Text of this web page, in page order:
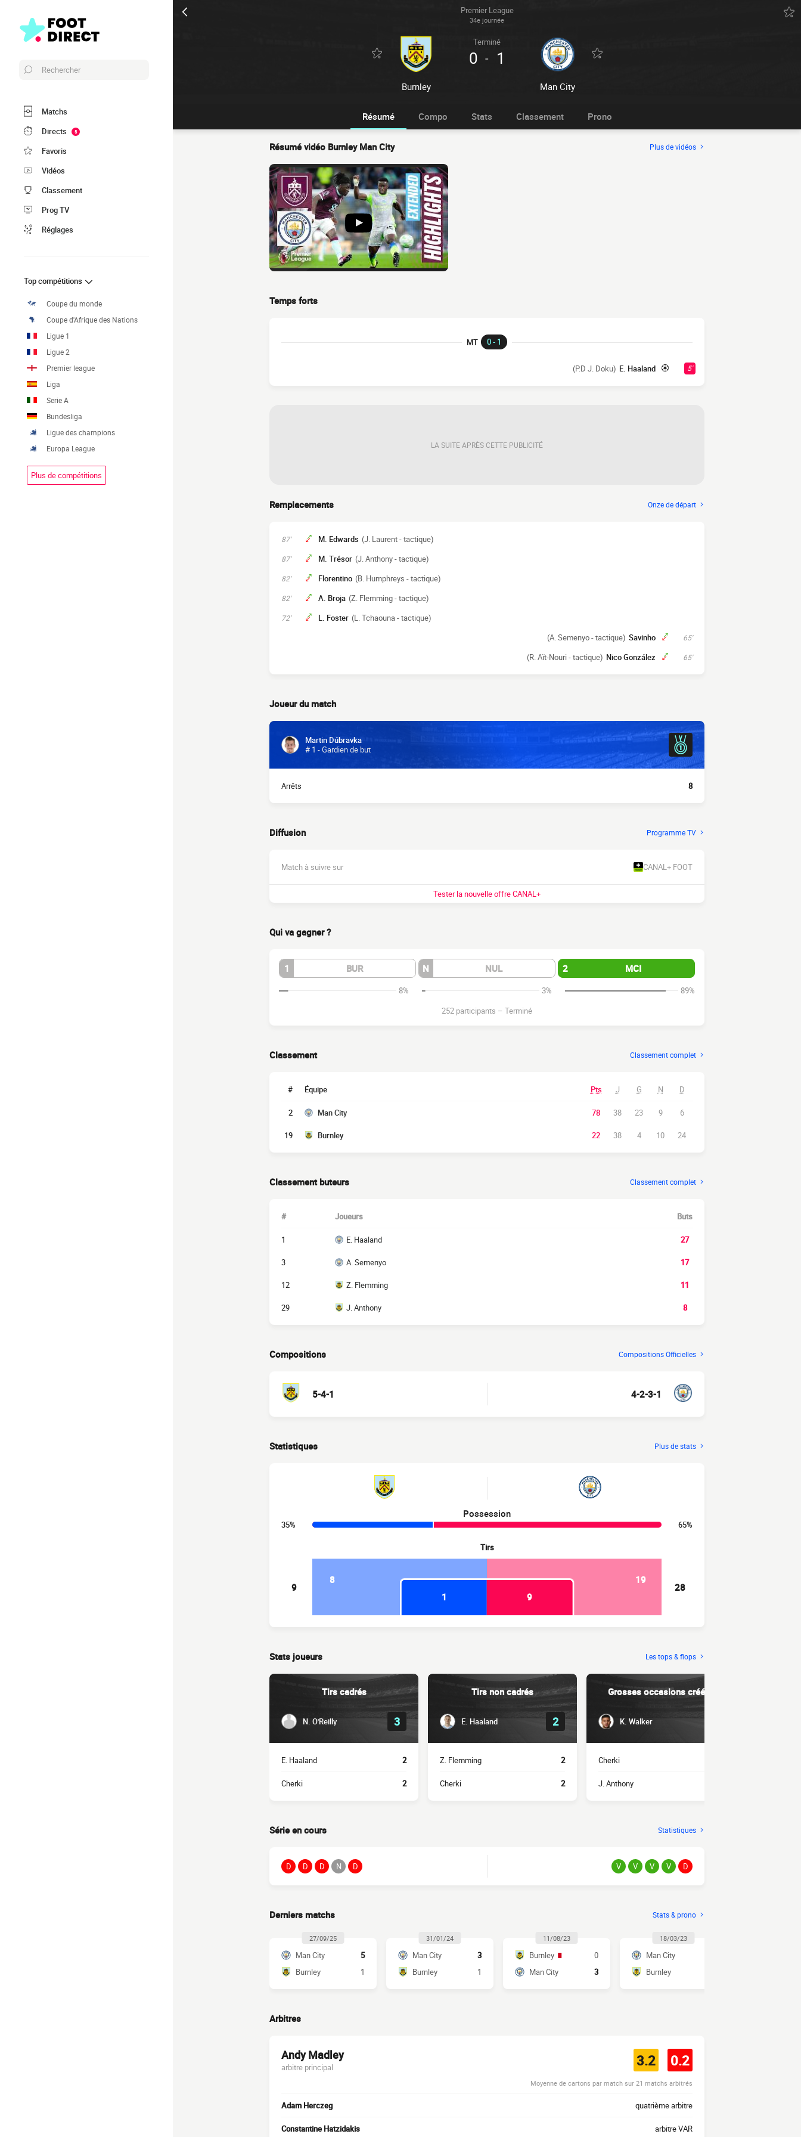
Premier League
34e journée
Burnley
Terminé
0 - 1
Man City
Rechercher
Matchs
Directs
5
Favoris
Vidéos
Classement
Prog TV
Réglages
Top compétitions
Coupe du monde
Coupe d'Afrique des Nations
Ligue 1
Ligue 2
Premier league
Liga
Serie A
Bundesliga
Ligue des champions
Europa League
Plus de compétitions
Résumé Compo Stats Classement Prono
Résumé vidéo Burnley Man City Plus de vidéos
Temps forts
MT 0 - 1
5'
E. Haaland
(P.D J. Doku)
LA SUITE APRÈS CETTE PUBLICITÉ
Remplacements Onze de départ
87' M. Edwards (J. Laurent - tactique)
87' M. Trésor (J. Anthony - tactique)
82' Florentino (B. Humphreys - tactique)
82' A. Broja (Z. Flemming - tactique)
72' L. Foster (L. Tchaouna - tactique)
65'
Savinho
(A. Semenyo - tactique)
65'
Nico González
(R. Aït-Nouri - tactique)
Joueur du match
Martin Dúbravka
# 1 - Gardien de but
Arrêts 8
Diffusion Programme TV
Match à suivre sur CANAL+ FOOT
Tester la nouvelle offre CANAL+
Qui va gagner ?
1 BUR N NUL 2 MCI
8% 3%
89%
252 participants – Terminé
Classement Classement complet
# Équipe Pts J G N D
2 Man City 78 38 23 9 6
19 Burnley 22 38 4 10 24
Classement buteurs Classement complet
# Joueurs Buts
1 E. Haaland 27
3 A. Semenyo 17
12 Z. Flemming 11
29 J. Anthony 8
Compositions Compositions Officielles
5-4-1 4-2-3-1
Statistiques Plus de stats
Possession
35% 65%
Tirs
9
8
19
1
9
28
Stats joueurs Les tops & flops
Tirs cadrés
N. O'Reilly 3
E. Haaland 2
Cherki 2
Tirs non cadrés
E. Haaland 2
Z. Flemming 2
Cherki 2
Grosses occasions créées
K. Walker
Cherki
J. Anthony
Série en cours Statistiques
D D D N D V V V V D
Derniers matchs Stats & prono
27/09/25
Man City
5
Burnley
1
31/01/24
Man City
3
Burnley
1
11/08/23
Burnley
0
Man City
3
18/03/23
Man City
Burnley
Arbitres
Andy Madley
arbitre principal 3.2 0.2
Moyenne de cartons par match sur 21 matchs arbitrés
Adam Herczeg quatrième arbitre
Constantine Hatzidakis arbitre VAR